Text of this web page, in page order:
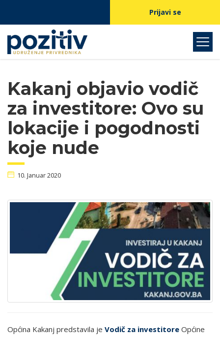
Prijavi se
Kakanj objavio vodič
za investitore: Ovo su
lokacije i pogodnosti
koje nude
10. Januar 2020
Općina Kakanj predstavila je Vodič za investitore Općine